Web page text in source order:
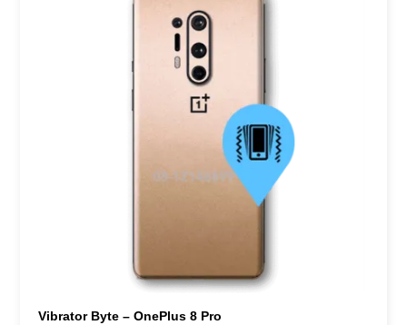
Vibrator Byte – OnePlus 8 Pro